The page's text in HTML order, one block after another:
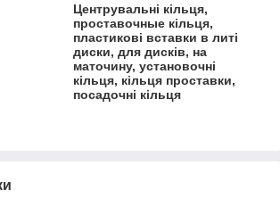
Центрувальні кільця,
проставочные кільця,
пластикові вставки в литі
диски, для дисків, на
маточину, установочні
кільця, кільця проставки,
посадочні кільця